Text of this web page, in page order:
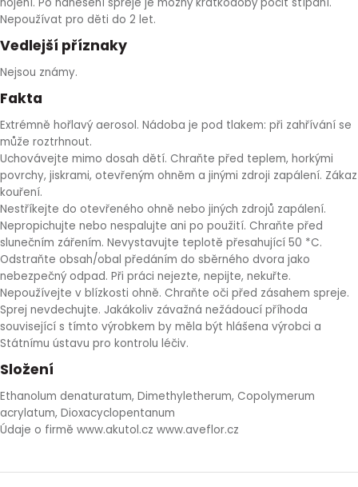
Nepoužívat pro děti do 2 let.
Vedlejší příznaky
Nejsou známy.
Fakta
Extrémně hořlavý aerosol. Nádoba je pod tlakem: při zahřívání se
může roztrhnout.
Uchovávejte mimo dosah dětí. Chraňte před teplem, horkými
povrchy, jiskrami, otevřeným ohněm a jinými zdroji zapálení. Zákaz
kouření.
Nestříkejte do otevřeného ohně nebo jiných zdrojů zapálení.
Nepropichujte nebo nespalujte ani po použití. Chraňte před
slunečním zářením. Nevystavujte teplotě přesahující 50 *C.
Odstraňte obsah/obal předáním do sběrného dvora jako
nebezpečný odpad. Při práci nejezte, nepijte, nekuřte.
Nepoužívejte v blízkosti ohně. Chraňte oči před zásahem spreje.
Sprej nevdechujte. Jakákoliv závažná nežádoucí příhoda
související s tímto výrobkem by měla být hlášena výrobci a
Státnímu ústavu pro kontrolu léčiv.
Složení
Ethanolum denaturatum, Dimethyletherum, Copolymerum
acrylatum, Dioxacyclopentanum
Údaje o firmě www.akutol.cz www.aveflor.cz